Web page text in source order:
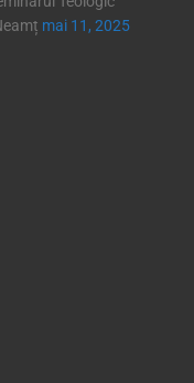
mai 11, 2025